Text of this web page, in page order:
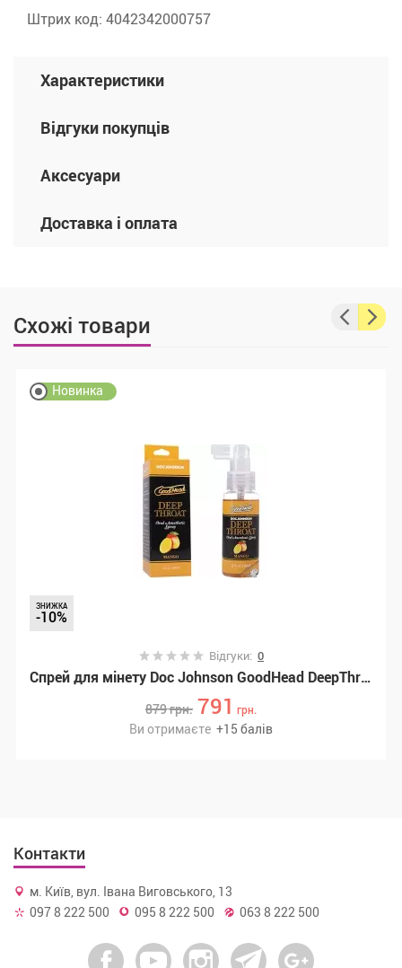
Штрих код: 4042342000757
Характеристики
Відгуки покупців
Аксесуари
Доставка і оплата
Схожі товари
Новинка
ЗНИЖКА
-10%
Відгуки: 0
Спрей для мінету Doc Johnson GoodHead DeepThroat Spray – Mango 59 мл для глибокого мінету, (SX3465)
879грн. 791 грн.
Ви отримаєте +15 балів
Контакти
м. Київ, вул. Івана Виговського, 13
097 8 222 500
095 8 222 500 063 8 222 500